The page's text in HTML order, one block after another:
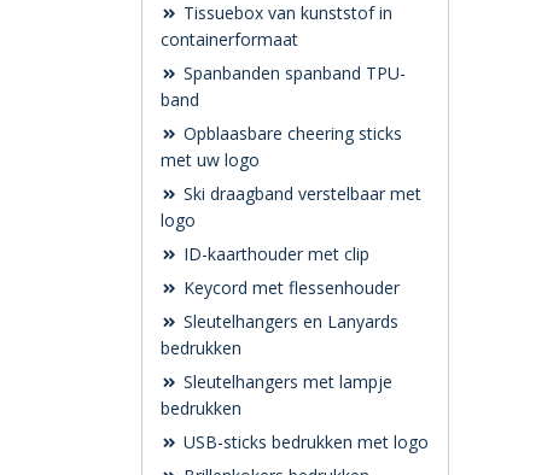
Tissuebox van kunststof in
containerformaat
Spanbanden spanband TPU-
band
Opblaasbare cheering sticks
met uw logo
Ski draagband verstelbaar met
logo
ID-kaarthouder met clip
Keycord met flessenhouder
Sleutelhangers en Lanyards
bedrukken
Sleutelhangers met lampje
bedrukken
USB-sticks bedrukken met logo